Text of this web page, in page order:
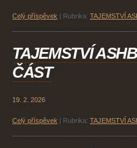
Celý příspěvek Rubrika: TAJEMSTVÍ
TAJEMSTVÍ
ČÁST
19. 2. 2026
Celý příspěvek Rubrika: TAJEMSTVÍ